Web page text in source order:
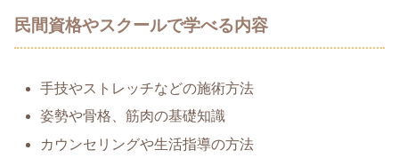
民間資格やスクールで学べる内容
手技やストレッチなどの施術方法
姿勢や骨格、筋肉の基礎知識
カウンセリングや生活指導の方法